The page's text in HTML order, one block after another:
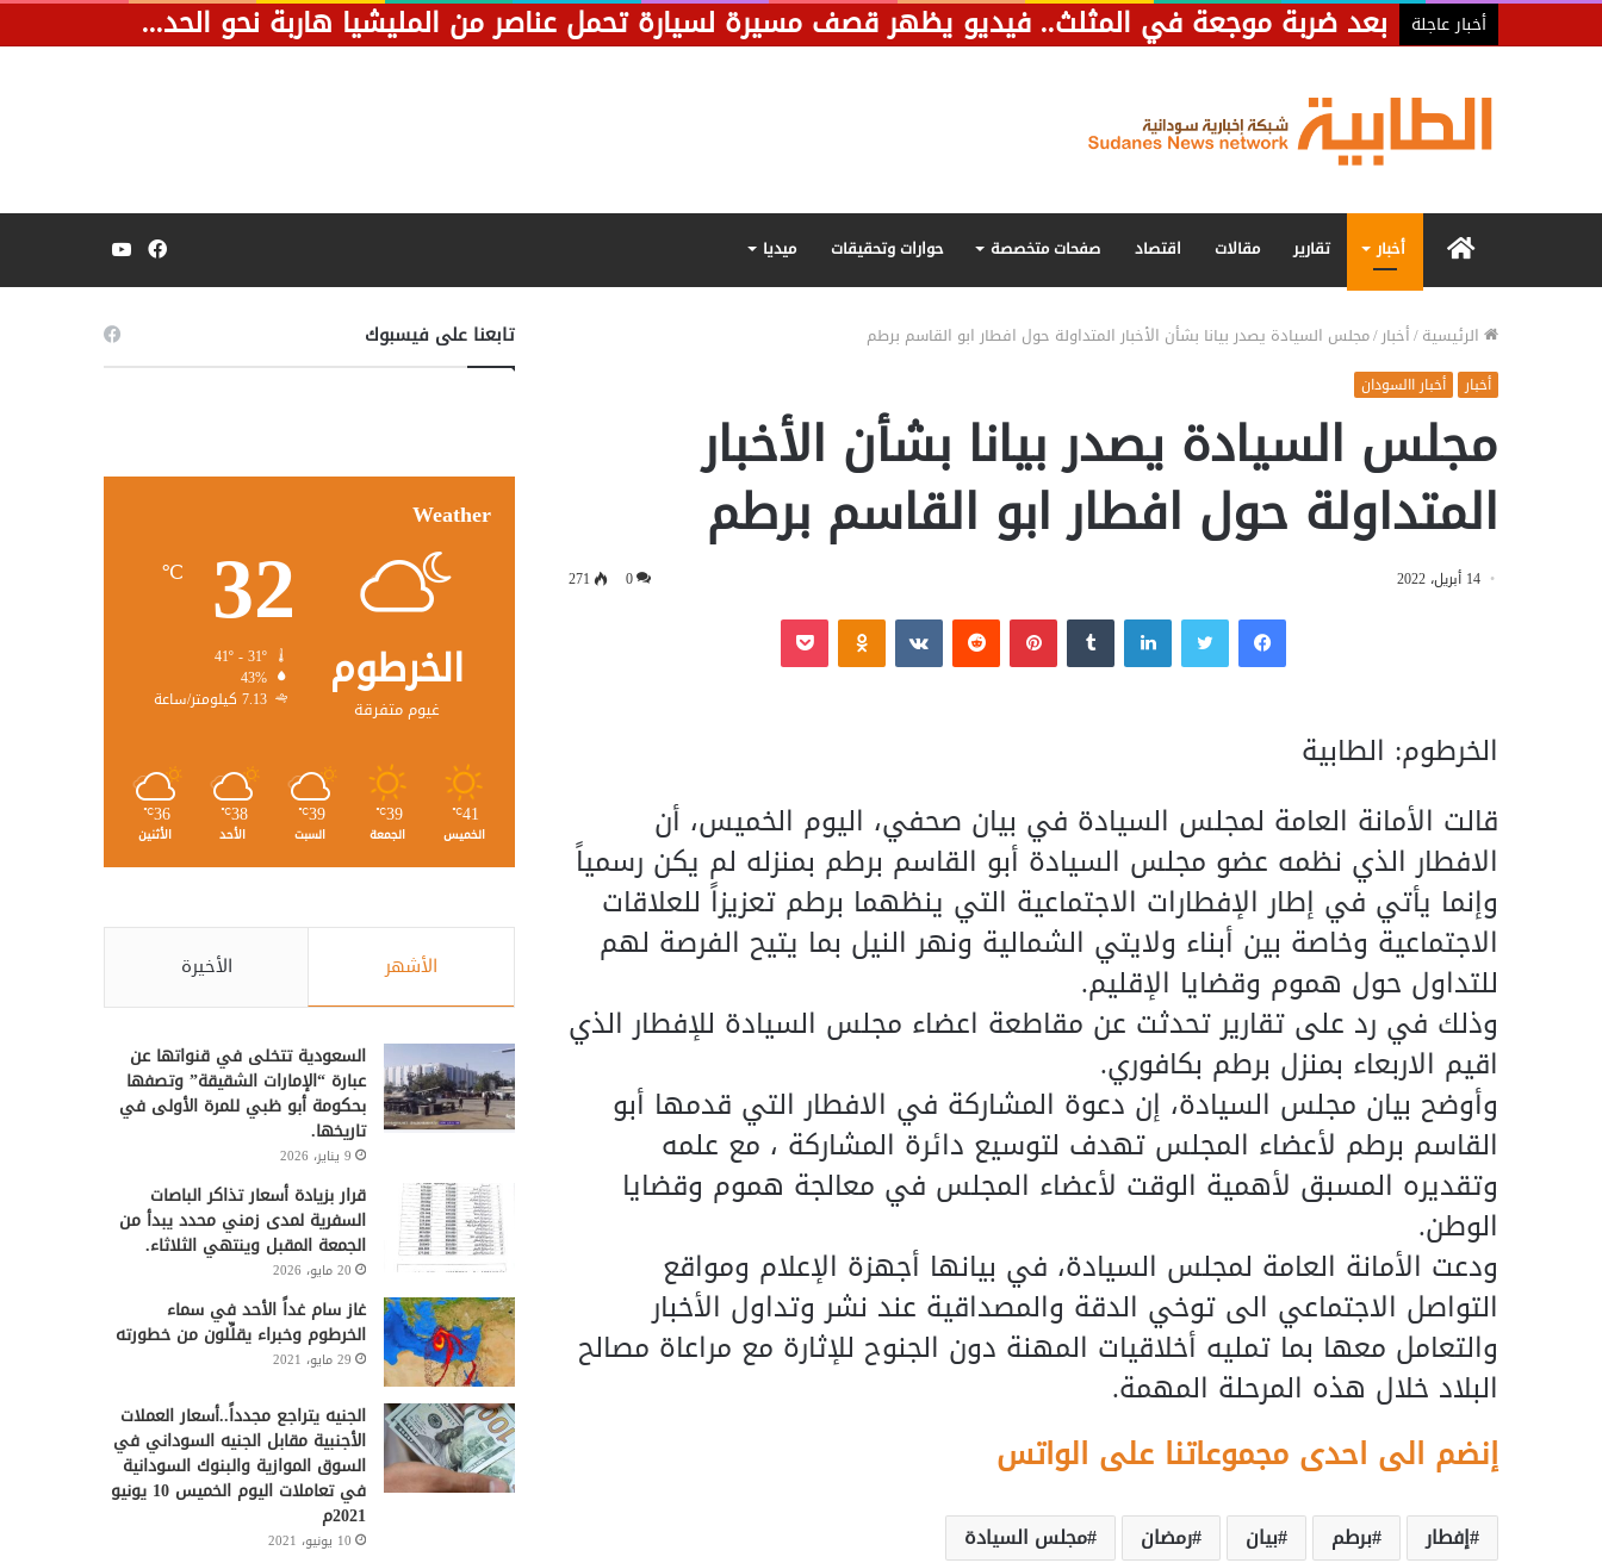
أخبار عاجلة بعد ضربة موجعة في المثلث.. فيديو يظهر قصف مسيرة لسيارة تحمل عناصر من المليشيا هاربة نحو الحدود الليبية.
الرئيسيةأخبار تقارير مقالات اقتصاد صفحات متخصصة حوارات وتحقيقات ميديا فيسبوك
الرئيسية/أخبار/مجلس السيادة يصدر بيانا بشأن الأخبار المتداولة حول افطار ابو القاسم برطم
أخبار أخبار االسودان
مجلس السيادة يصدر بيانا بشأن الأخبار
المتداولة حول افطار ابو القاسم برطم
14 أبريل، 2022 0
271
فيسبوك لينكدإن بينتيريست
الخرطوم: الطابية
قالت الأمانة العامة لمجلس السيادة في بيان صحفي، اليوم الخميس، أن
الافطار الذي نظمه عضو مجلس السيادة أبو القاسم برطم بمنزله لم يكن رسمياً
وإنما يأتي في إطار الإفطارات الاجتماعية التي ينظهما برطم تعزيزاً للعلاقات
الاجتماعية وخاصة بين أبناء ولايتي الشمالية ونهر النيل بما يتيح الفرصة لهم
للتداول حول هموم وقضايا الإقليم.
وذلك في رد على تقارير تحدثت عن مقاطعة اعضاء مجلس السيادة للإفطار الذي
اقيم الاربعاء بمنزل برطم بكافوري.
وأوضح بيان مجلس السيادة، إن دعوة المشاركة في الافطار التي قدمها أبو
القاسم برطم لأعضاء المجلس تهدف لتوسيع دائرة المشاركة ، مع علمه
وتقديره المسبق لأهمية الوقت لأعضاء المجلس في معالجة هموم وقضايا
الوطن.
ودعت الأمانة العامة لمجلس السيادة، في بيانها أجهزة الإعلام ومواقع
التواصل الاجتماعي الى توخي الدقة والمصداقية عند نشر وتداول الأخبار
والتعامل معها بما تمليه أخلاقيات المهنة دون الجنوح للإثارة مع مراعاة مصالح
البلاد خلال هذه المرحلة المهمة.
إنضم الى احدى مجموعاتنا على الواتس
إفطار برطم بيان رمضان مجلس السيادة
تابعنا على فيسبوك
Weather
الخرطوم
غيوم متفرقة
32
℃
43%
7.13 كيلومتر/ساعة
41
℃
الخميس
39
℃
الجمعة
39
℃
السبت
38
℃
الأحد
36
℃
الأثنين
الأشهر الأخيرة
السعودية تتخلى في قنواتها عن
عبارة “الإمارات الشقيقة” وتصفها
بحكومة أبو ظبي للمرة الأولى في
تاريخها.
9 يناير، 2026
قرار بزيادة أسعار تذاكر الباصات
السفرية لمدى زمني محدد يبدأ من
الجمعة المقبل وينتهي الثلاثاء.
20 مايو، 2026
غاز سام غداً الأحد في سماء
الخرطوم وخبراء يقلِّلون من خطورته
29 مايو، 2021
الجنيه يتراجع مجدداً..أسعار العملات
الأجنبية مقابل الجنيه السوداني في
السوق الموازية والبنوك السودانية
في تعاملات اليوم الخميس 10 يونيو
2021م
10 يونيو، 2021